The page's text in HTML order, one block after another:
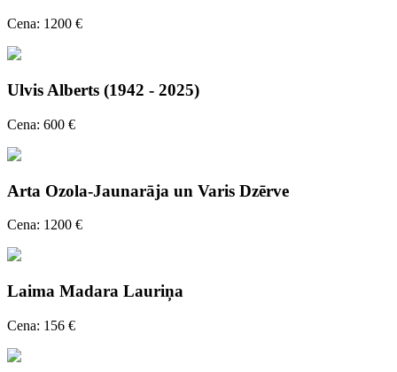
Cena: 1200 €
Ulvis Alberts (1942 - 2025)
Cena: 600 €
Arta Ozola-Jaunarāja un Varis Dzērve
Cena: 1200 €
Laima Madara Lauriņa
Cena: 156 €